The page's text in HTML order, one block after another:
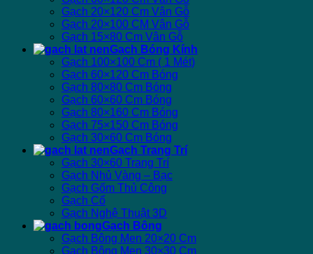
Gạch 20×120 Cm Vân Gỗ
Gạch 20×100 CM Vân Gỗ
Gạch 15×80 Cm Vân Gỗ
Gạch Bóng Kính
Gạch 100×100 Cm ( 1 Mét)
Gạch 60×120 Cm Bóng
Gạch 80×80 Cm Bóng
Gạch 60×60 Cm Bóng
Gạch 80×160 Cm Bóng
Gạch 75×150 Cm Bóng
Gạch 30×60 Cm Bóng
Gạch Trang Trí
Gạch 30×60 Trang Trí
Gạch Nhủ Vàng – Bạc
Gạch Gốm Thủ Công
Gạch Cổ
Gạch Nghệ Thuật 3D
Gạch Bông
Gạch Bông Men 20×20 Cm
Gạch Bông Men 30×30 Cm